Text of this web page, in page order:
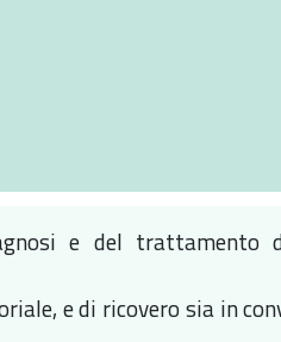
e del trattamento
e di ricovero sia in